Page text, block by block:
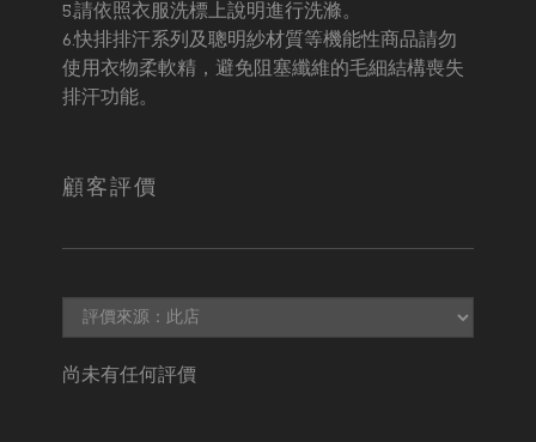
5.請依照衣服洗標上說明進行洗滌。
6.快排排汗系列及聰明紗材質等機能性商品請勿
使用衣物柔軟精，避免阻塞纖維的毛細結構喪失
排汗功能。
顧客評價
尚未有任何評價